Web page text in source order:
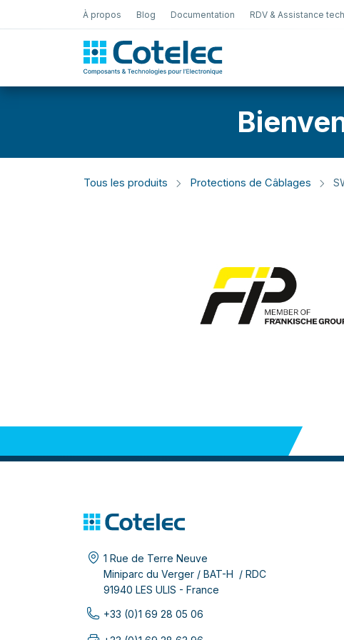
À propos Blog Documentation RDV & Assistance
Tous les produits Protections de Câblages
1 Rue de Terre Neuve
Miniparc du Verger / BAT-H / RDC
91940 LES ULIS - France
+33 (0)1 69 28 05 06